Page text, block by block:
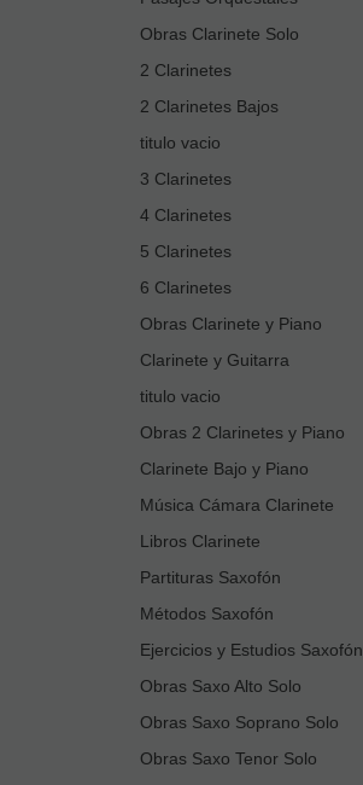
Obras Clarinete Solo
2 Clarinetes
2 Clarinetes Bajos
titulo vacio
3 Clarinetes
4 Clarinetes
5 Clarinetes
6 Clarinetes
Obras Clarinete y Piano
Clarinete y Guitarra
titulo vacio
Obras 2 Clarinetes y Piano
Clarinete Bajo y Piano
Música Cámara Clarinete
Libros Clarinete
Partituras Saxofón
Métodos Saxofón
Ejercicios y Estudios Saxofón
Obras Saxo Alto Solo
Obras Saxo Soprano Solo
Obras Saxo Tenor Solo